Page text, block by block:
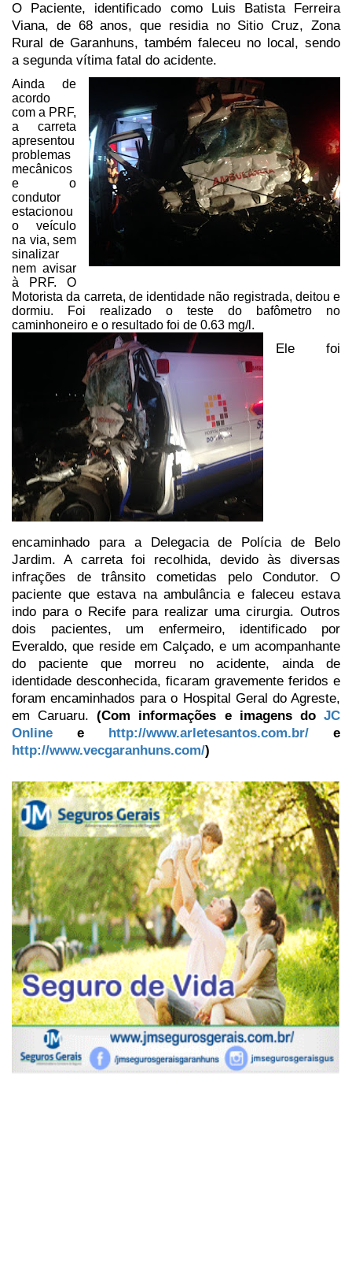
O Paciente, identificado como
Luis Batista Ferreira
Viana, de 68 anos, que residia no Sitio Cruz, Zona
Rural de Garanhuns, também faleceu no local, sendo
a segunda vítima fatal do acidente.
Ainda de
acordo
com a PRF,
a carreta
apresentou
problemas
mecânicos
e o
condutor
estacionou
o veículo
na via, sem
sinalizar
nem avisar
à PRF. O
Motorista da carreta, de identidade não registrada, deitou e
dormiu. Foi realizado o teste do bafômetro no
caminhoneiro e o resultado foi de 0.63 mg/l.
Ele foi
encaminhado para a Delegacia de Polícia de Belo
Jardim. A carreta foi recolhida, devido às diversas
infrações de trânsito cometidas pelo Condutor. O
paciente que estava na ambulância e faleceu estava
indo para o Recife pararealizar uma cirurgia. Outros
dois pacientes, um enfermeiro, identificado por
Everaldo, que reside em Calçado, e um acompanhante
do paciente que morreu no acidente, ainda de
identidade desconhecida, ficaram gravemente feridos e
foram encaminhados para o Hospital Geral do Agreste,
emCaruaru.(Com informações e imagens doJC
Online e http://www.arletesantos.com.br/ e
http://www.vecgaranhuns.com/)